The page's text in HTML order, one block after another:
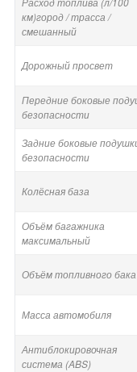
км)город / трасса /
смешанный
Дорожный просвет
Передние боковые
безопасности
Задние боковые
безопасности
Колёсная база
Объём багажника
максимальный
Объём топливного бака
Масса автомобиля
Антиблокировочная
система (ABS)